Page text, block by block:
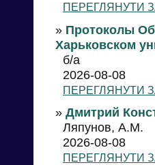
ПЕРЕГЛЯНУТИ
» Протоколы
Харьковском
б/а
2026-08-08
ПЕРЕГЛЯНУТИ
» Дмитрий
Ляпунов, А.М.
2026-08-08
ПЕРЕГЛЯНУТИ